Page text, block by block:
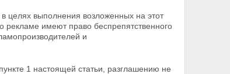
целях выполнения возложенных на этот
рекламе имеют право беспрепятственного
и
1 настоящей статьи, разглашению не